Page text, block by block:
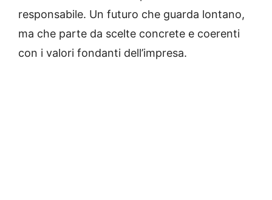
responsabile. Un futuro che guarda lontano,
ma che parte da scelte concrete e coerenti
con i valori fondanti dell’impresa.